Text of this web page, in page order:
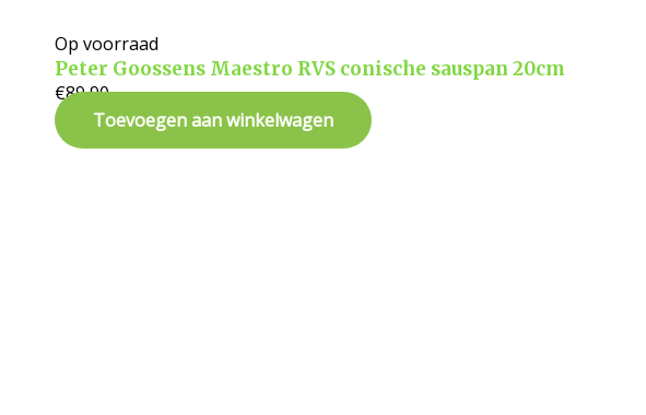
Op voorraad
Peter Goossens Maestro RVS conische sauspan 20cm
€89,90
Toevoegen aan winkelwagen